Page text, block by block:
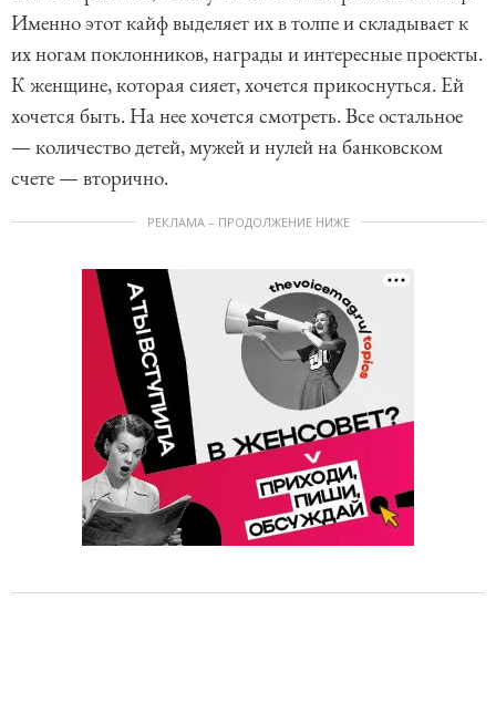
Именно этот кайф выделяет их в толпе и складывает к
их ногам поклонников, награды и интересные проекты.
К женщине, которая сияет, хочется прикоснуться. Ей
хочется быть. На нее хочется смотреть. Все остальное
— количество детей, мужей и нулей на банковском
счете — вторично.
РЕКЛАМА – ПРОДОЛЖЕНИЕ НИЖЕ